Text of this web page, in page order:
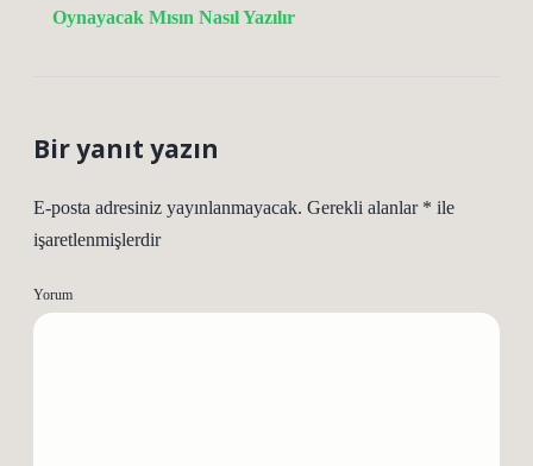
Oynayacak Mısın Nasıl Yazılır
Bir yanıt yazın
E-posta adresiniz yayınlanmayacak. Gerekli alanlar * ile
işaretlenmişlerdir
Yorum